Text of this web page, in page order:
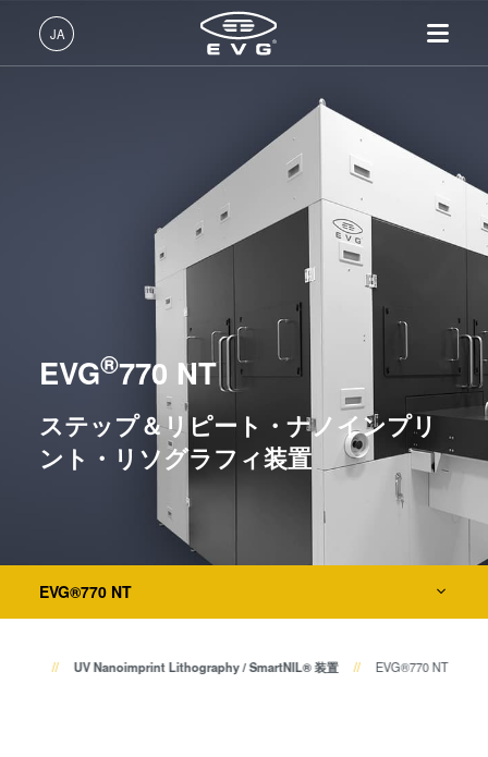
JA
リソグラフィ装置
ナノインプリント・リソグラ
フィ（NIL）装置
ウェーハ接合装置
検査・計測装置
プロセス開発サービス
IR LayerRelease™ 技術
MLE™ マスクレス・リソグ
ナノインプリント・リソグラ
フィ（NIL） - SmartNIL®
ウェーハレベル・オプティク
ス（WLO）
光リソグラフィ
レジストプロセス
仮接合・剥離
液相拡散(TLP)接合
フュージョン/ハイブリッド接
拠点一覧
展示会・セミナー
サプライヤーおよびパートナ
R&D Projects
INSIDER-Jobs
EVGでのお仕事
INSIDER
How do I become an Insider?
お問い合わせ
EVG®770 NT
ステップ＆リピート・ナノインプリ
ント・リソグラフィ装置
EVG®770 NT
リソグラフィ装置
ナノインプリント・リソグラフィ（NIL）装置
UV Nanoimprint Lithography / SmartNIL® 装置
EVG®620 NT
EVG®6200 NT
EVG®7200
EVG®7300
EVG®7200 LA
HERCULES® NIL
EVG®770 NT
ホットエンボス装置
検査・計測装置
UV Nanoimprint Lithography / SmartNIL® 装置 EVG®770 NT